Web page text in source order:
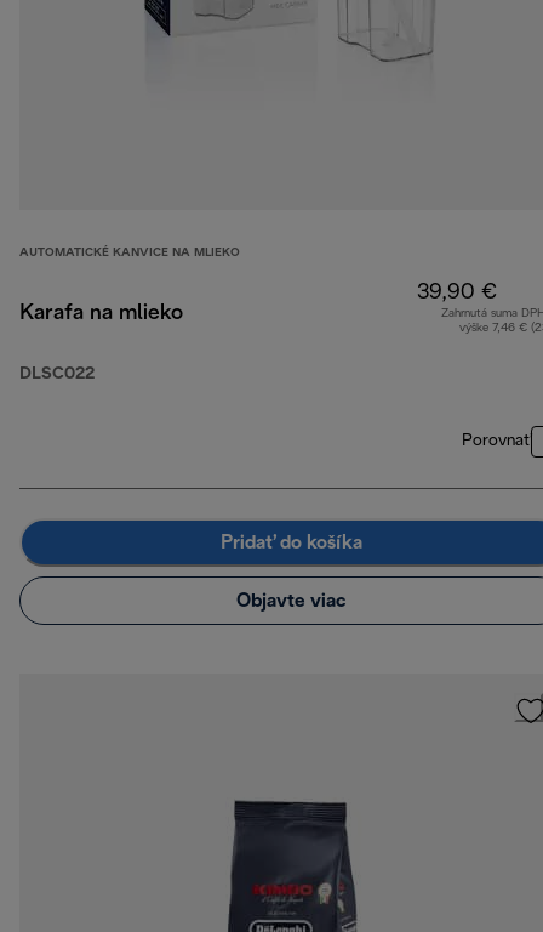
AUTOMATICKÉ KANVICE NA MLIEKO
Karafa na mlieko
DLSC022
39,90 €
Zahrnutá suma
výške 7,46 €
Porovnať
Pridať do košíka
Objavte viac